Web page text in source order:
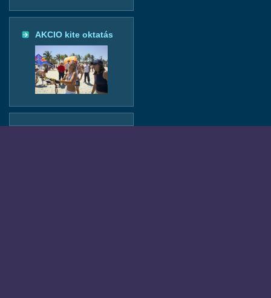
AKCIO kite oktatás